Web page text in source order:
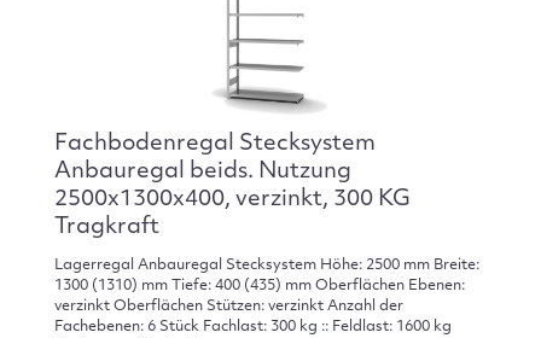
Fachbodenregal Stecksystem
Anbauregal beids. Nutzung
2500x1300x400, verzinkt, 300 KG
Tragkraft
Lagerregal Anbauregal Stecksystem Höhe: 2500 mm Breite:
1300 (1310) mm Tiefe: 400 (435) mm Oberflächen Ebenen:
verzinkt Oberflächen Stützen: verzinkt Anzahl der
Fachebenen: 6 Stück Fachlast: 300 kg :: Feldlast: 1600 kg